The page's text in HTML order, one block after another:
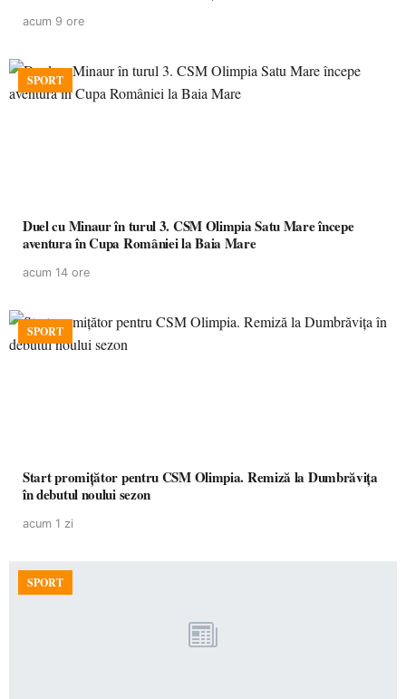
acum 9 ore
SPORT
Duel cu Minaur în turul 3. CSM Olimpia Satu Mare începe
aventura în Cupa României la Baia Mare
acum 14 ore
SPORT
Start promițător pentru CSM Olimpia. Remiză la Dumbrăvița
în debutul noului sezon
acum 1 zi
SPORT